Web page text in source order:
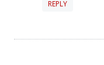
REPLY